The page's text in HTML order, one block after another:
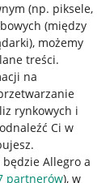
(np. piksele,
(między
, możemy
treści.
na
rynkowych i
Ci w
Allegro a
partnerów), w